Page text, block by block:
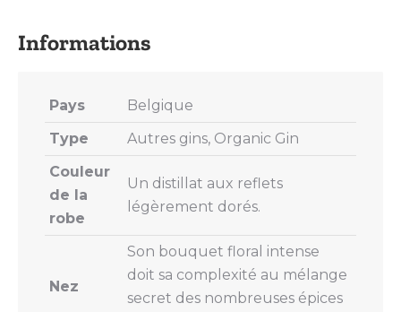
Pays
Belgique
Type
Autres gins, Organic Gin
Couleur
de la
robe
Un distillat aux reflets
légèrement dorés.
Nez
Son bouquet floral intense
doit sa complexité au mélange
secret des nombreuses épices